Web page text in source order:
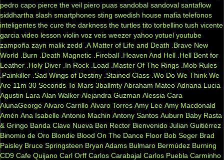
pedro capo pierce the veil piero puas sandobal sandoval santaflow
siddhartha slash smartphones sting swedish house mafia telefonos
inteligentes the cure the darkness the turtles tito torbellino tush vicente
garcia video lesson violin voz veis weezer yahoo yotuel youtube
zampoña zayn malik zedd .A Matter of Life and Death .Brave New
World .Burn .Death Magnetic .Fireball .Heaven And Hell .Hell Bent for
Leather .Holy Diver .In Rock .Load .Master Of The Rings .Mob Rules
.Painkiller .Sad Wings of Destiny .Stained Class .Wo Do We Think We
Are 11m 30 Seconds To Mars 3ballmty Abraham Mateo Adriana Lucia
Agustin Lara Alan Walker Alejandra Guzman Alessia Cara
AlunaGeorge Alvaro Carrillo Alvaro Torres Amy Lee Amy Macdonald
Amén Ana Isabelle Antonio Machin Antony Santos Auburn Baby Rasta
& Gringo Banda Clave Nueva Ben Rector Bienvenido Julian Guitiérrez
Binomio de Oro Blondie Blood On The Dance Floor Bob Seger Brad
Paisley Bruce Springsteen Bryan Adams Bulmaro Bermúdez Burning
CD9 Cafe Quijano Carl Orff Carlos Carabajal Carlos Puebla Carminho